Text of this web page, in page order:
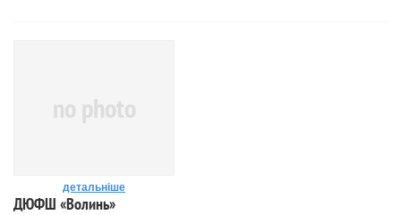
no photo
детальніше
ДЮФШ «Волинь»